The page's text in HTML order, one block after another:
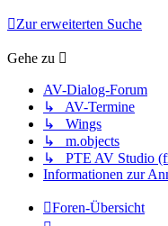
Zur erweiterten Suche
Gehe zu
AV-Dialog-Forum
↳ AV-Termine
↳ Wings
↳ m.objects
↳ PTE AV Studio
Informationen zur
Foren-Übersicht